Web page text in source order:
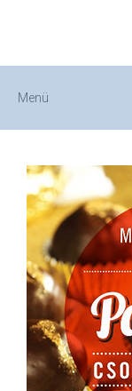
Menü
SHOP
KAPCSOLAT